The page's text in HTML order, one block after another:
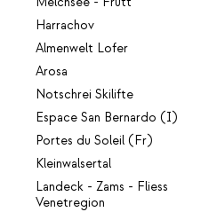
Harrachov
Almenwelt Lofer
Arosa
Notschrei Skilifte
Espace San Bernardo (I)
Portes du Soleil (Fr)
Kleinwalsertal
Landeck - Zams - Fliess
Venetregion